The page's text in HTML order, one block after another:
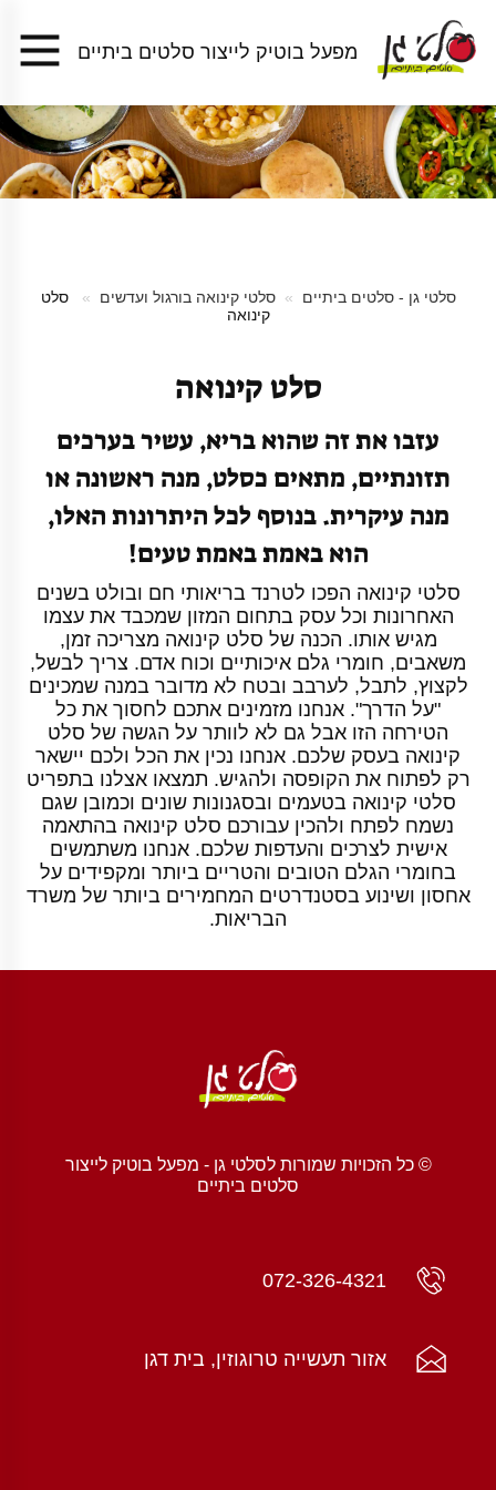
מפעל בוטיק לייצור סלטים ביתיים
סלטי גן - סלטים ביתיים סלטי קינואה בורגול ועדשים
סלט
קינואה
סלט קינואה
עזבו את זה שהוא בריא, עשיר בערכים
תזונתיים, מתאים כסלט, מנה ראשונה או
מנה עיקרית. בנוסף לכל היתרונות האלו,
הוא באמת באמת טעים!
סלטי קינואה הפכו לטרנד בריאותי חם ובולט בשנים
האחרונות וכל עסק בתחום המזון שמכבד את עצמו
מגיש אותו. הכנה של סלט קינואה מצריכה זמן,
משאבים, חומרי גלם איכותיים וכוח אדם. צריך לבשל,
לקצוץ, לתבל, לערבב ובטח לא מדובר במנה שמכינים
"על הדרך". אנחנו מזמינים אתכם לחסוך את כל
הטירחה הזו אבל גם לא לוותר על הגשה של סלט
קינואה בעסק שלכם. אנחנו נכין את הכל ולכם יישאר
רק לפתוח את הקופסה ולהגיש. תמצאו אצלנו בתפריט
סלטי קינואה בטעמים ובסגנונות שונים וכמובן שגם
נשמח לפתח ולהכין עבורכם סלט קינואה בהתאמה
אישית לצרכים והעדפות שלכם. אנחנו משתמשים
בחומרי הגלם הטובים והטריים ביותר ומקפידים על
אחסון ושינוע בסטנדרטים המחמירים ביותר של משרד
הבריאות.
© כל הזכויות שמורות לסלטי גן - מפעל בוטיק לייצור
סלטים ביתיים
072-326-4321
אזור תעשייה טרוגוזין, בית דגן